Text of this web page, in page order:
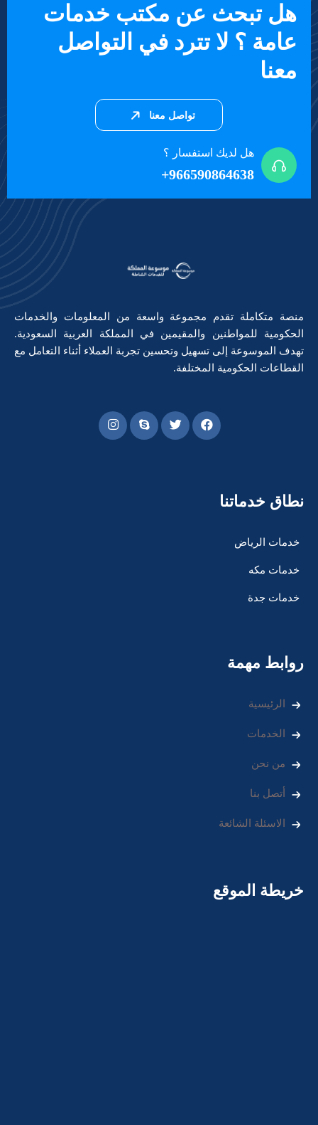
هل تبحث عن مكتب خدمات
عامة ؟ لا تترد في التواصل
معنا
تواصل معنا
هل لديك استفسار ؟
966590864638+
منصة متكاملة تقدم مجموعة واسعة من المعلومات والخدمات
الحكومية للمواطنين والمقيمين في المملكة العربية السعودية.
تهدف الموسوعة إلى تسهيل وتحسين تجربة العملاء أثناء التعامل مع
القطاعات الحكومية المختلفة.
نطاق خدماتنا
خدمات الرياض
خدمات مكه
خدمات جدة
روابط مهمة
الرئيسية
الخدمات
من نحن
أتصل بنا
الاسئلة الشائعة
خريطة الموقع